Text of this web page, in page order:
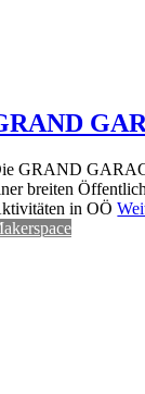
GRAND
breiten
in OÖ